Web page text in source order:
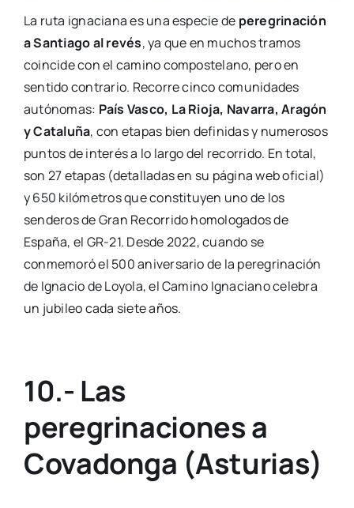
La ruta ignaciana es una especie de peregrinación
a Santiago al revés, ya que en muchos tramos
coincide con el camino compostelano, pero en
sentido contrario. Recorre cinco comunidades
autónomas: País Vasco, La Rioja, Navarra, Aragón
y Cataluña, con etapas bien definidas y numerosos
puntos de interés a lo largo del recorrido. En total,
son 27 etapas (detalladas en su página web oficial)
y 650 kilómetros que constituyen uno de los
senderos de Gran Recorrido homologados de
España, el GR-21. Desde 2022, cuando se
conmemoró el 500 aniversario de la peregrinación
de Ignacio de Loyola, el Camino Ignaciano celebra
un jubileo cada siete años.
10.- Las
peregrinaciones a
Covadonga (Asturias)